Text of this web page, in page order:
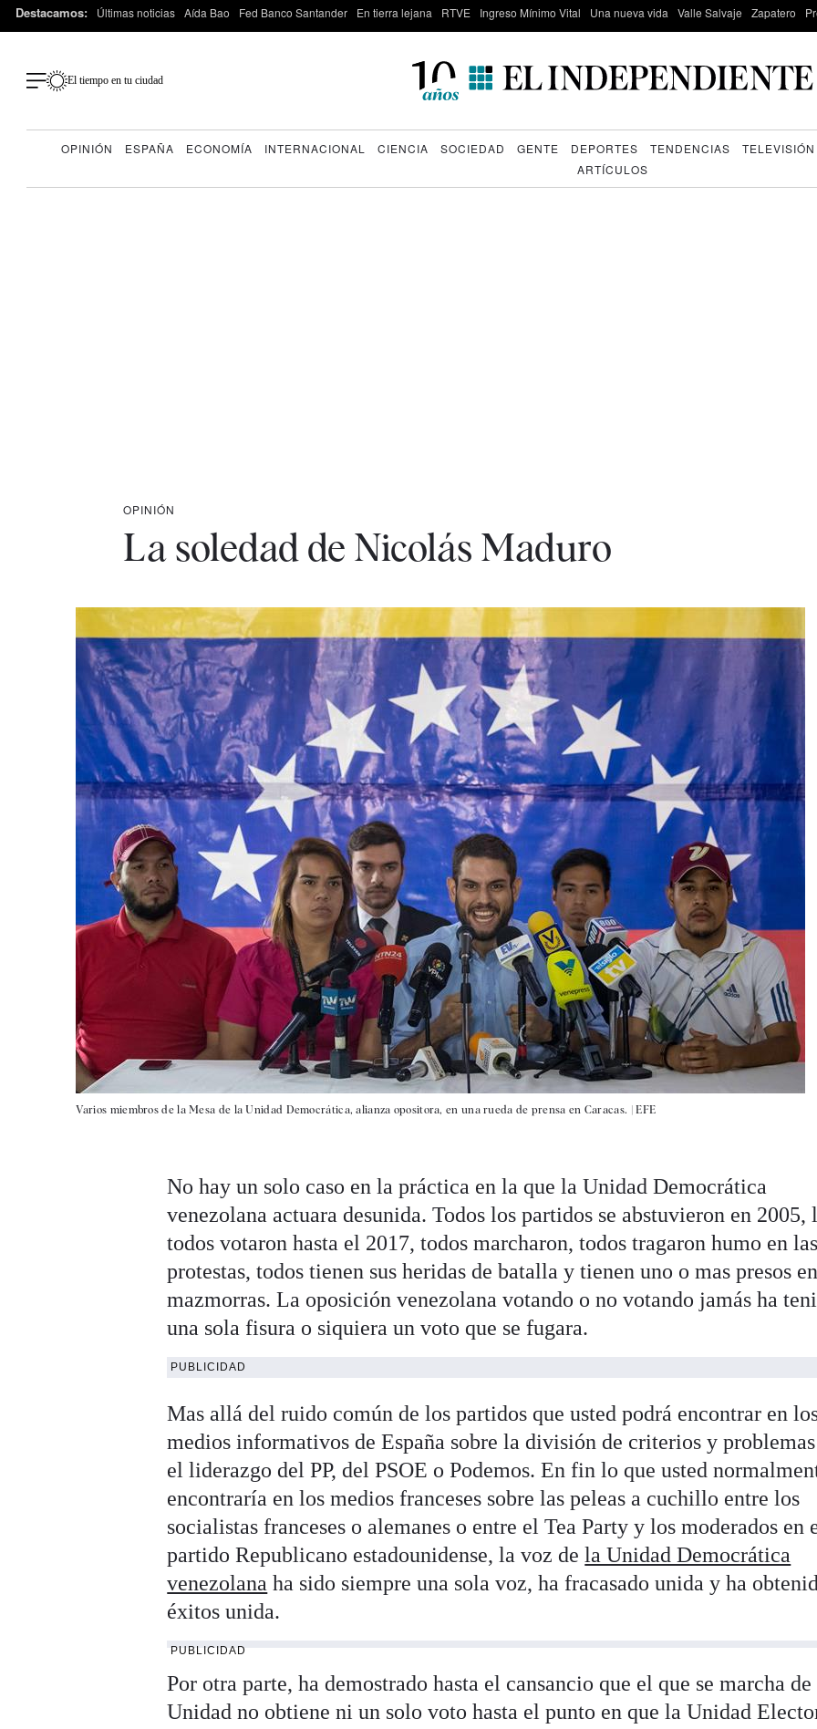
Destacamos: Últimas noticias Aída Bao Fed Banco Santander En tierra lejana RTVE Ingreso Mínimo Vital Una nueva vida Valle Salvaje Zapatero
El tiempo en tu ciudad
OPINIÓN ESPAÑA ECONOMÍA INTERNACIONAL CIENCIA SOCIEDAD GENTE DEPORTES TENDENCIAS TELEVISIÓN
ARTÍCULOS
OPINIÓN
La soledad de Nicolás Maduro
Varios miembros de la Mesa de la Unidad Democrática, alianza opositora, en una rueda de prensa en Caracas. |EFE
No hay un solo caso en la práctica en la que la Unidad Democrática
venezolana actuara desunida. Todos los partidos se abstuvieron en 2005,
todos votaron hasta el 2017, todos marcharon, todos tragaron humo en las
protestas, todos tienen sus heridas de batalla y tienen uno o mas presos
mazmorras. La oposición venezolana votando o no votando jamás ha
una sola fisura o siquiera un voto que se fugara.
PUBLICIDAD
Mas allá del ruido común de los partidos que usted podrá encontrar en
medios informativos de España sobre la división de criterios y
el liderazgo del PP, del PSOE o Podemos. En fin lo que usted
encontraría en los medios franceses sobre las peleas a cuchillo entre los
socialistas franceses o alemanes o entre el Tea Party y los moderados en
partido Republicano estadounidense, la voz dela Unidad Democrática
venezolana ha sido siempre una sola voz, ha fracasado unida y ha
éxitos unida.
PUBLICIDAD
Por otra parte, ha demostrado hasta el cansancio que el que se marcha de
Unidad no obtiene ni un solo voto hasta el punto en que la Unidad